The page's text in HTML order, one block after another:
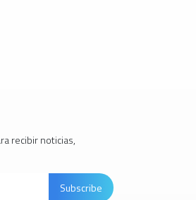
recibir noticias,
Subscribe